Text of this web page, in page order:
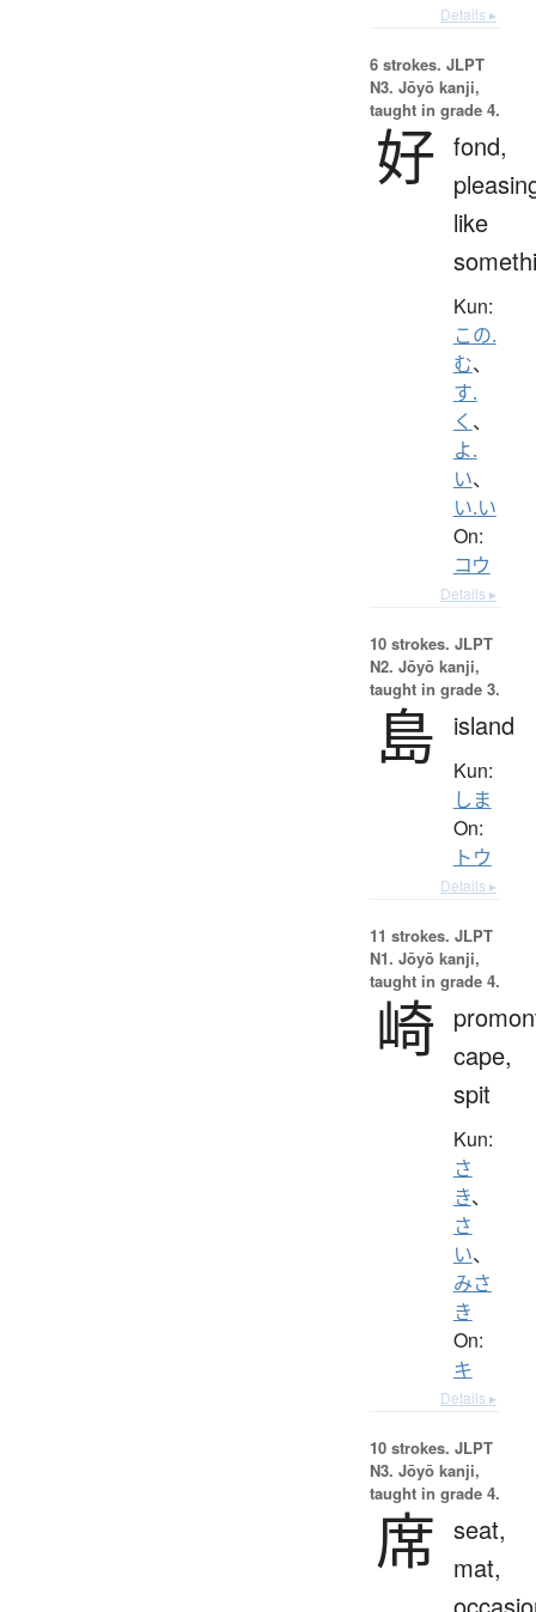
Details ▸
6 strokes. JLPT
N3. Jōyō kanji,
taught in grade 4.
好 fond,
like
Kun:
この.
む、
す.
く 、
よ.
い、
い.い
On:
コウ
Details ▸
10 strokes. JLPT
N2. Jōyō kanji,
taught in grade 3.
島 island
Kun:
しま
On:
トウ
Details ▸
11 strokes. JLPT
N1. Jōyō kanji,
taught in grade 4.
崎 cape,
spit
Kun:
さ
き、
さ
い、
みさ
き
On:
キ
Details ▸
10 strokes. JLPT
N3. Jōyō kanji,
taught in grade 4.
席 seat,
mat,